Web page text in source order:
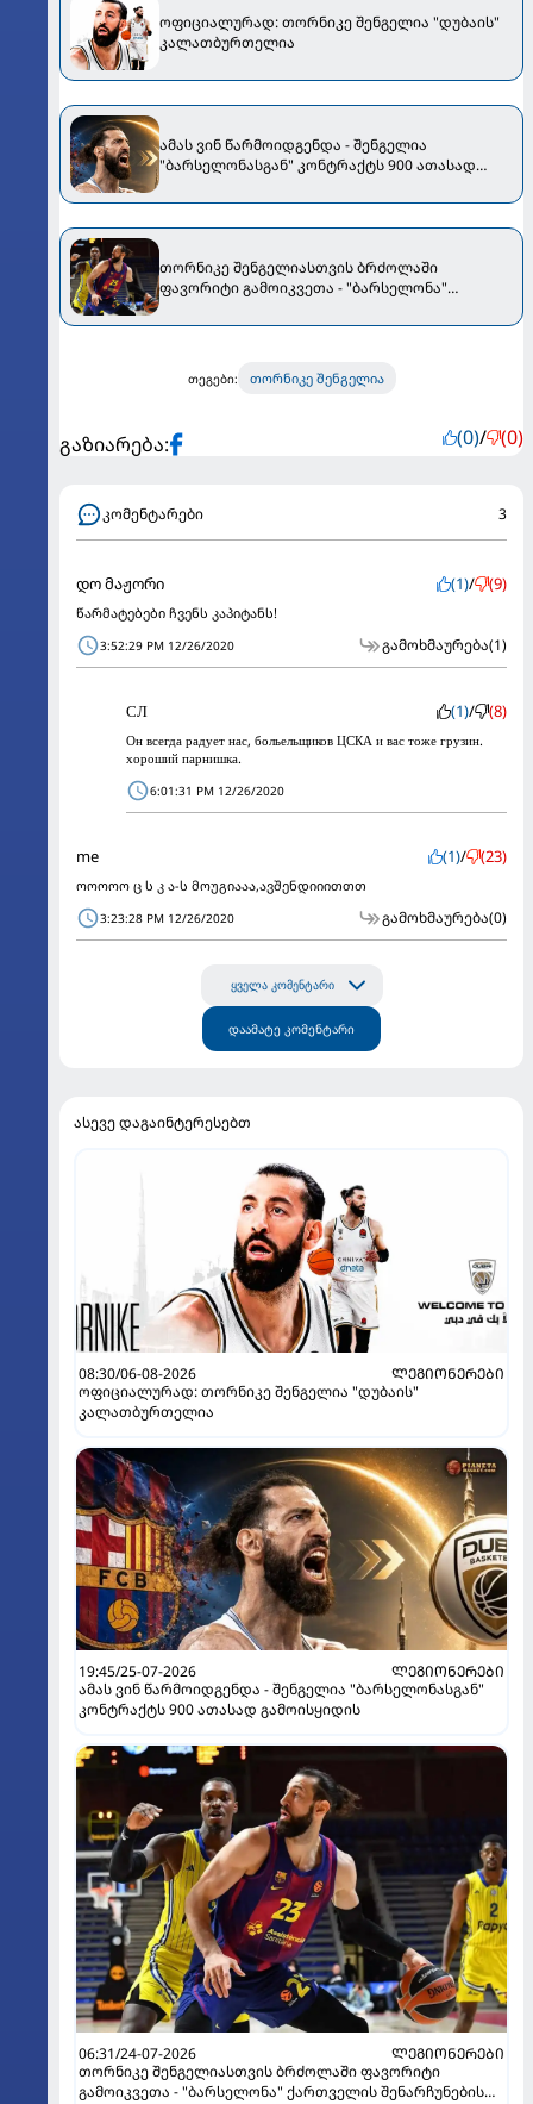
ოფიციალურად: თორნიკე შენგელია "დუბაის"
კალათბურთელია
ამას ვინ წარმოიდგენდა - შენგელია
"ბარსელონასგან" კონტრაქტს 900 ათასად
თორნიკე შენგელიასთვის ბრძოლაში
ფავორიტი გამოიკვეთა - "ბარსელონა"
თეგები: თორნიკე შენგელია
გაზიარება: (0)/ (0)
კომენტარები 3
დო მაჟორი (1)/ (9)
წარმატებები ჩვენს კაპიტანს!
3:52:29 PM 12/26/2020 გამოხმაურება(1)
СЛ (1)/ (8)
Он всегда радует нас, больельщиков ЦСКА и вас тоже грузин.
хороший парнишка.
6:01:31 PM 12/26/2020
me (1)/ (23)
ოოოოო ც ს კ ა-ს მოუგიააა,ავშენდიიითთთ
3:23:28 PM 12/26/2020 გამოხმაურება(0)
ყველა კომენტარი
დაამატე კომენტარი
ასევე დაგაინტერესებთ
08:30/06-08-2026
ᲚᲔᲒᲘᲝᲜᲔᲠᲔᲑᲘ
ოფიციალურად: თორნიკე შენგელია "დუბაის"
კალათბურთელია
19:45/25-07-2026
ᲚᲔᲒᲘᲝᲜᲔᲠᲔᲑᲘ
ამას ვინ წარმოიდგენდა - შენგელია "ბარსელონასგან"
კონტრაქტს 900 ათასად გამოისყიდის
06:31/24-07-2026
ᲚᲔᲒᲘᲝᲜᲔᲠᲔᲑᲘ
თორნიკე შენგელიასთვის ბრძოლაში ფავორიტი
გამოიკვეთა - "ბარსელონა" ქართველის შენარჩუნების